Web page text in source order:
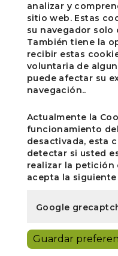
analizar y
sitio web. Estas
su navegador
También tiene la
recibir estas
voluntaria de
puede afectar su
navegación..
Actualmente la
funcionamiento
desactivada, esta
detectar si usted
realizar la
acepta la
Google
Guardar